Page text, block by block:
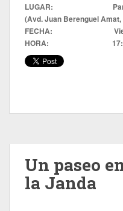
LUGAR: Parque
(Avd. Juan Berenguel
FECHA: Viernes,
HORA:
Un paseo
la Janda